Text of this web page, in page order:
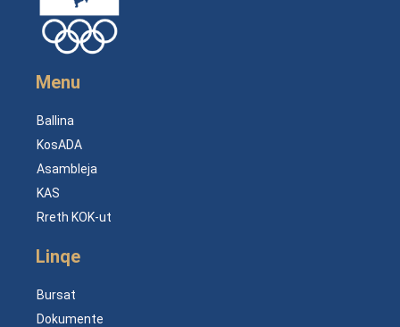
Menu
Ballina
KosADA
Asambleja
KAS
Rreth KOK-ut
Linqe
Bursat
Dokumente